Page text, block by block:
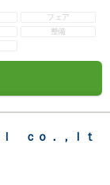
フェア
整備
ｃｏ．，ｌｔ